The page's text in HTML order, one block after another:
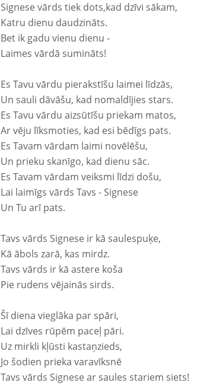
Signese vārds tiek dots,kad dzīvi sākam,
Katru dienu daudzināts.
Bet ik gadu vienu dienu -
Laimes vārdā sumināts!
Es Tavu vārdu pierakstīšu laimei līdzās,
Un sauli dāvāšu, kad nomaldījies stars.
Es Tavu vārdu aizsūtīšu priekam matos,
Ar vēju līksmoties, kad esi bēdīgs pats.
Es Tavam vārdam laimi novēlēšu,
Un prieku skanīgo, kad dienu sāc.
Es Tavam vārdam veiksmi līdzi došu,
Lai laimīgs vārds Tavs - Signese
Un Tu arī pats.
Tavs vārds Signese ir kā saulespuķe,
Kā ābols zarā, kas mirdz.
Tavs vārds ir kā astere koša
Pie rudens vējainās sirds.
Šī diena vieglāka par spāri,
Lai dzīves rūpēm paceļ pāri.
Uz mirkli kļūsti kastaņzieds,
Jo šodien prieka varavīksnē
Tavs vārds Signese ar saules stariem siets!